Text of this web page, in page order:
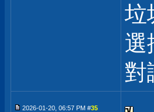
垃
選
對
2026-01-20, 06:57 PM #35